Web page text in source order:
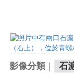
影像分類｜ 石